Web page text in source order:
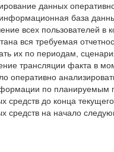
данных
база
всех пользователей в
вся требуемая
их по периодам,
трансляции факта в
оперативно
по планируемым
средств до конца
средств на начало